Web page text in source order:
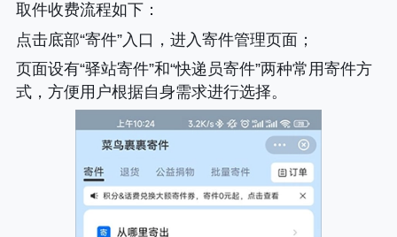
取件收费流程如下：
点击底部“寄件”入口，进入寄件管理页面；
页面设有“驿站寄件”和“快递员寄件”两种常用寄件方
式，方便用户根据自身需求进行选择。